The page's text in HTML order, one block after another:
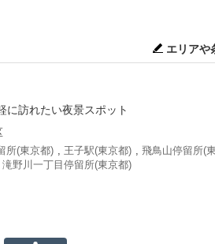
エリアや
に訪れたい夜景スポット
所(東京都) , 王子駅(東京都) , 飛鳥山停留所(
滝野川一丁目停留所(東京都)